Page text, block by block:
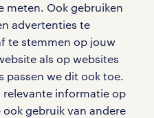
meten. Ook gebruiken
advertenties te
te stemmen op jouw
als op websites
passen we dit ook toe.
informatie op
gebruik van andere
omtrent